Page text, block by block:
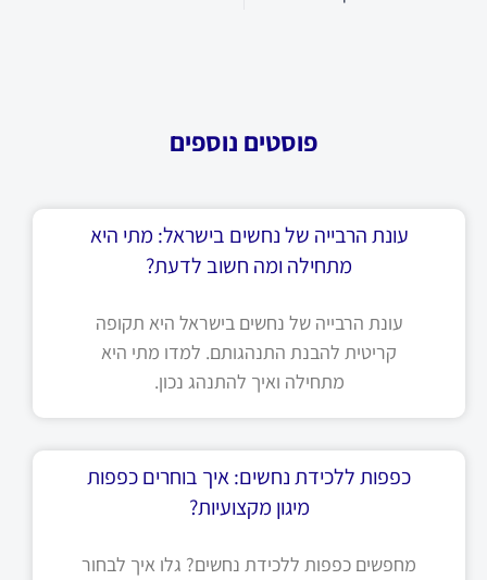
פוסטים נוספים
עונת הרבייה של נחשים בישראל: מתי היא
מתחילה ומה חשוב לדעת?
עונת הרבייה של נחשים בישראל היא תקופה
קריטית להבנת התנהגותם. למדו מתי היא
מתחילה ואיך להתנהג נכון.
כפפות ללכידת נחשים: איך בוחרים כפפות
מיגון מקצועיות?
מחפשים כפפות ללכידת נחשים? גלו איך לבחור